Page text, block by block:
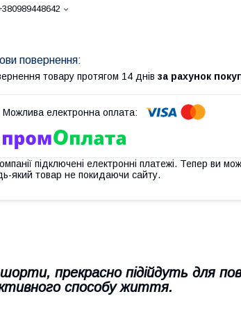
товару протягом 14 днів за рахунок
підключені електронні платежі. Тепер ви
який товар не покидаючи сайту.
прекрасно підійдуть для
способу життя.